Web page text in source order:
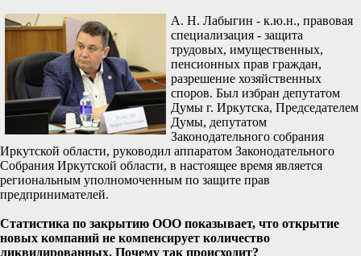
А. Н. Лабыгин - к.ю.н., правовая
специализация - защита
трудовых, имущественных,
пенсионных прав граждан,
разрешение хозяйственных
споров. Был избран депутатом
Думы г. Иркутска, Председателем
Думы, депутатом
Законодательного собрания
Иркутской области, руководил аппаратом Законодательного
Собрания Иркутской области, в настоящее время является
региональным уполномоченным по защите прав
предпринимателей.
Статистика по закрытию ООО показывает, что открытие
новых компаний не компенсирует количество
ликвидированных. Почему так происходит?